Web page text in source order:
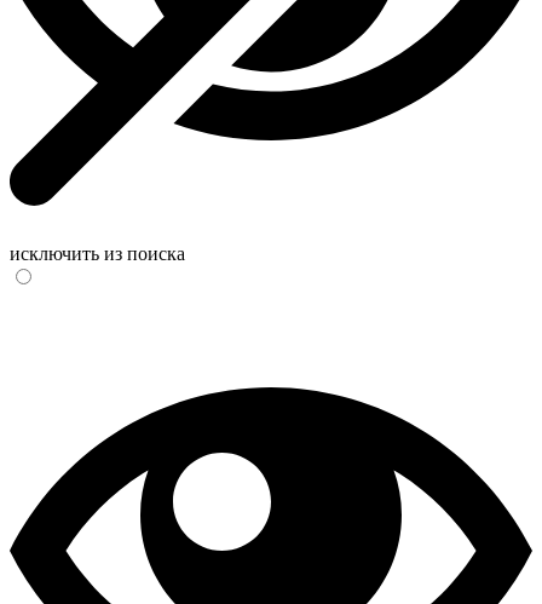
исключить из поиска